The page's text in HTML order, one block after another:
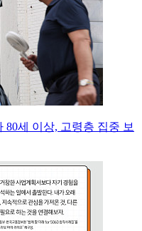
80세 이상, 고령층 집중 보